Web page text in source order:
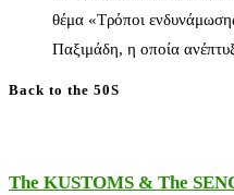
θέμα «Τρόποι
Παξιμάδη, η οποία
Back to the 50S
The KUSTOMS & The